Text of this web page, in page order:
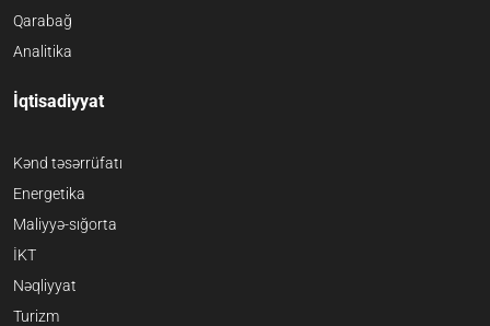
Qarabağ
Analitika
İqtisadiyyat
Kənd təsərrüfatı
Energetika
Maliyyə-sığorta
İKT
Nəqliyyat
Turizm